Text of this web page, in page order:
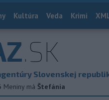
Kultúra Veda Krimi
.SK
Slovenskej
Meniny má Štefánia